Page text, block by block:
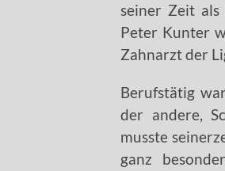
seiner Zeit
Peter Kunter
Zahnarzt der
Berufstätig
der andere,
musste
ganz